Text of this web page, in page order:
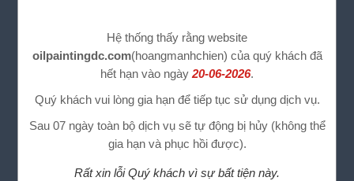
Hệ thống thấy rằng website
oilpaintingdc.com(hoangmanhchien) của quý khách đã
hết hạn vào ngày20-06-2026.
Quý khách vui lòng gia hạn để tiếp tục sử dụng dịch vụ.
Sau 07 ngày toàn bộ dịch vụ sẽ tự động bị hủy (không thể
gia hạn và phục hồi được).
Rất xin lỗi Quý khách vì sự bất tiện này.